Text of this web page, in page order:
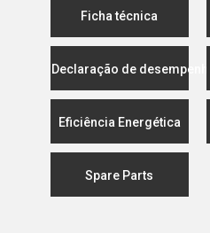
Ficha técnica
Declaração de desempenho
Eficiência Energética
Spare Parts